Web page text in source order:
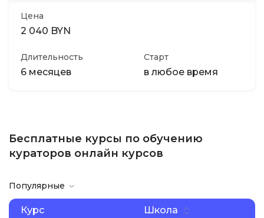
Цена
2 040 BYN
Длительность
6 месяцев
Старт
в любое время
Бесплатные курсы по обучению
кураторов онлайн курсов
Популярные
Курс Школа